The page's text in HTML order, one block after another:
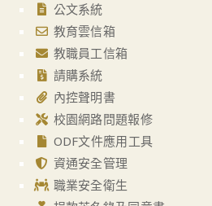
公文系統
教育雲信箱
教職員工信箱
請購系統
內控聲明書
校園網路問題報修
ODF文件應用工具
資通安全管理
職業安全衛生